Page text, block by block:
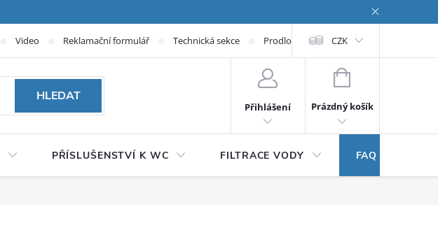
Video Reklamační formulář Technická sekce Prodloužená záruka
CZK
HLEDAT
Přihlášení
NÁKUPNÍ KOŠÍK
Prázdný košík
PŘÍSLUŠENSTVÍ K WC FILTRACE VODY FAQ